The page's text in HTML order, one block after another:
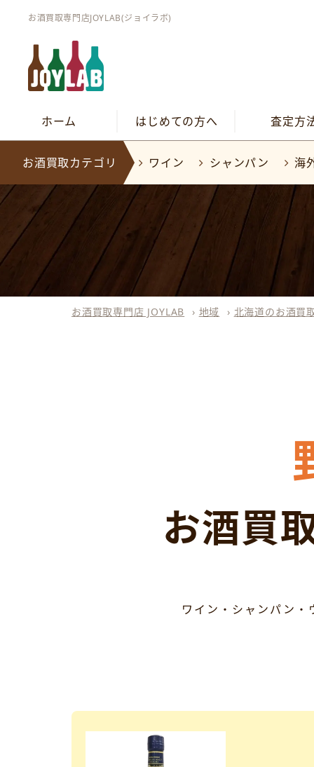
お酒買取専門店JOYLAB(ジョイラボ)
ホーム はじめての方へ 査定方
お酒買取カテゴリ ワイン シャンパン 海
お酒買取専門店 JOYLAB › 地域 › 北海道のお酒買
お酒買
ワイン・シャンパン